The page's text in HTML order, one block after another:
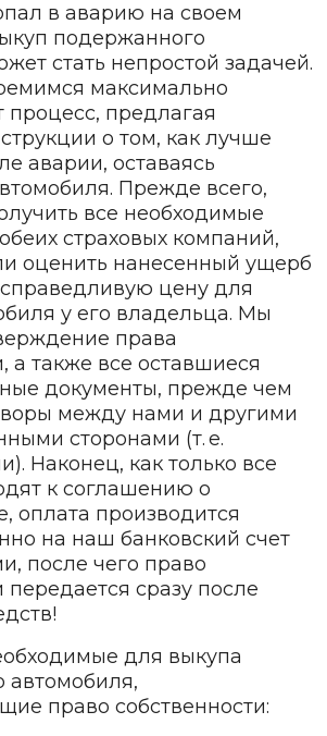
в аварию на своем
подержанного
стать непростой задачей.
максимально
процесс, предлагая
о том, как лучше
аварии, оставаясь
Прежде всего,
все необходимые
страховых компаний,
оценить нанесенный ущерб
цену для
у его владельца. Мы
права
а также все оставшиеся
документы, прежде чем
между нами и другими
сторонами (т. е.
Наконец, как только все
к соглашению о
оплата производится
на наш банковский счет
после чего право
передается сразу после
для выкупа
автомобиля,
право собственности: